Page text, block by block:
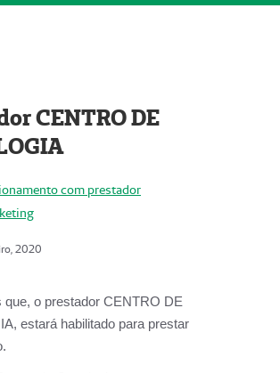
CENTRO DE
com prestador
2020
que, o prestador CENTRO DE
estará habilitado para prestar